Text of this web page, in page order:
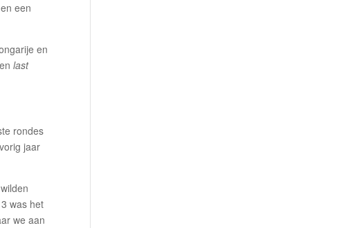
een
en
last
rondes
jaar
was het
we aan